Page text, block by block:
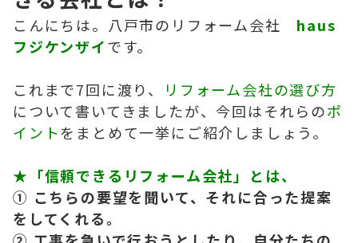
こんにちは。八戸市のリフォーム会社 haus
フジケンザイです。
これまで7回に渡り、
リフォーム会社の選び方
について書いてきましたが、今回はそれらのポ
イントをまとめて一挙にご紹介しましょう。
★ 「信頼できるリフォーム会社」とは、
① こちらの要望を聞いて、それに合った提案
をしてくれる。